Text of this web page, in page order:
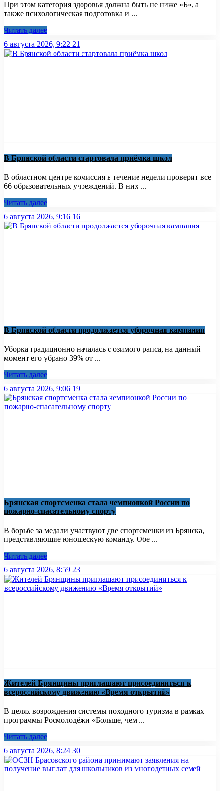
При этом категория здоровья должна быть не ниже «Б», а
также психологическая подготовка и ...
Читать далее
6 августа 2026, 9:22 21
В Брянской области стартовала приёмка школ
В областном центре комиссия в течение недели проверит все
66 образовательных учреждений. В них ...
Читать далее
6 августа 2026, 9:16 16
В Брянской области продолжается уборочная кампания
Уборка традиционно началась с озимого рапса, на данный
момент его убрано 39% от ...
Читать далее
6 августа 2026, 9:06 19
Брянская спортсменка стала чемпионкой России по
пожарно-спасательному спорту
В борьбе за медали участвуют две спортсменки из Брянска,
представляющие юношескую команду. Обе ...
Читать далее
6 августа 2026, 8:59 23
Жителей Брянщины приглашают присоединиться к
всероссийскому движению «Время открытий»
В целях возрождения системы походного туризма в рамках
программы Росмолодёжи «Больше, чем ...
Читать далее
6 августа 2026, 8:24 30